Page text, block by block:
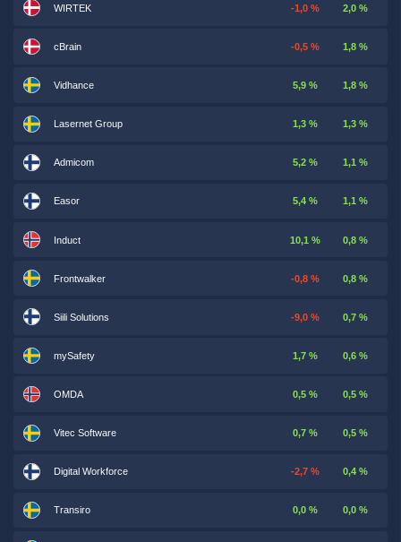
WIRTEK -1,0 % 2,0 %
cBrain -0,5 % 1,8 %
Vidhance 5,9 % 1,8 %
Lasernet Group 1,3 % 1,3 %
Admicom 5,2 % 1,1 %
Easor 5,4 % 1,1 %
Induct 10,1 % 0,8 %
Frontwalker -0,8 % 0,8 %
Siili Solutions -9,0 % 0,7 %
mySafety 1,7 % 0,6 %
OMDA 0,5 % 0,5 %
Vitec Software 0,7 % 0,5 %
Digital Workforce -2,7 % 0,4 %
Transiro 0,0 % 0,0 %